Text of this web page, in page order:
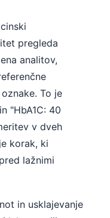
pregleda
analitov,
To je
"HbA1C: 40
v dveh
korak, ki
lažnimi
in usklajevanje